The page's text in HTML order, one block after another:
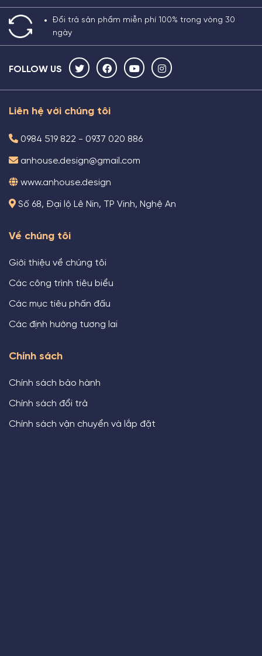
Đổi trả sản phẩm miễn phí 100% trong vòng 30
ngày
FOLLOW US
Liên hệ với chúng tôi
0984 519 822 - 0937 020 886
anhouse.design@gmail.com
www.anhouse.design
Số 68, Đại lộ Lê Nin, TP Vinh, Nghệ An
Về chúng tôi
Giới thiệu về chúng tôi
Các công trình tiêu biểu
Các mục tiêu phấn đấu
Các định hướng tương lai
Chính sách
Chính sách bảo hành
Chính sách đổi trả
Chính sách vận chuyển và lắp đặt